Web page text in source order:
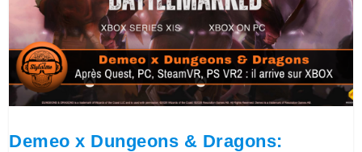
Demeo x Dungeons & Dragons: